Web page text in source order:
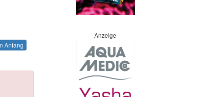
Anfang
Anzeige